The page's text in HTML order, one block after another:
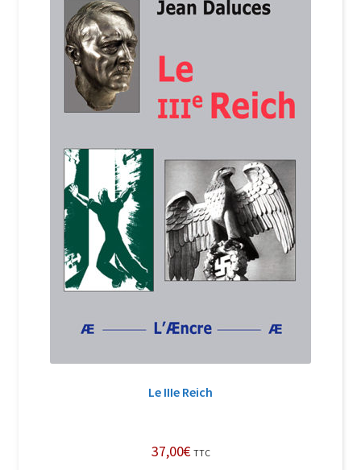
Le IIIe Reich
37,00€ TTC